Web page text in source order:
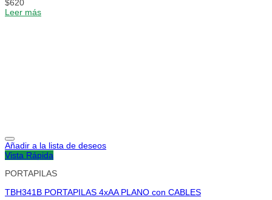
$620
Leer más
Añadir a la lista de deseos
Vista Rápida
PORTAPILAS
TBH341B PORTAPILAS 4xAA PLANO con CABLES